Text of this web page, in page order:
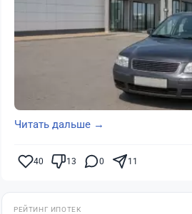
Читать дальше →
40 13 0 11
РЕЙТИНГ ИПОТЕК